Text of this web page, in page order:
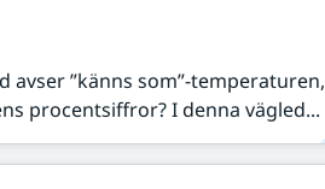
avser ”känns som”-temperaturen,
procentsiffror? I denna vägled...